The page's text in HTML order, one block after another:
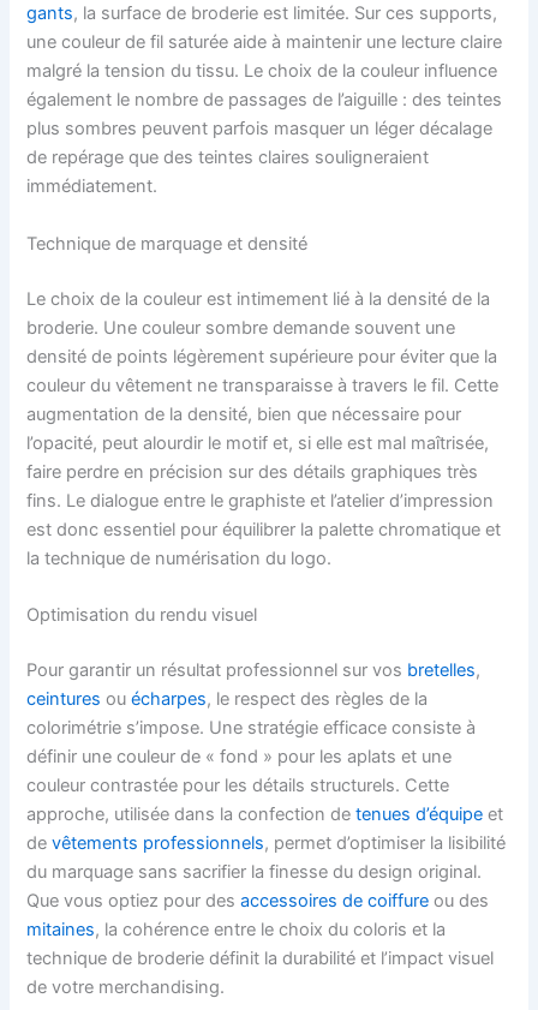
gants, la surface de broderie est limitée. Sur ces supports,
une couleur de fil saturée aide à maintenir une lecture claire
malgré la tension du tissu. Le choix de la couleur influence
également le nombre de passages de l’aiguille : des teintes
plus sombres peuvent parfois masquer un léger décalage
de repérage que des teintes claires souligneraient
immédiatement.
Technique de marquage et densité
Le choix de la couleur est intimement lié à la densité de la
broderie. Une couleur sombre demande souvent une
densité de points légèrement supérieure pour éviter que la
couleur du vêtement ne transparaisse à travers le fil. Cette
augmentation de la densité, bien que nécessaire pour
l’opacité, peut alourdir le motif et, si elle est mal maîtrisée,
faire perdre en précision sur des détails graphiques très
fins. Le dialogue entre le graphiste et l’atelier d’impression
est donc essentiel pour équilibrer la palette chromatique et
la technique de numérisation du logo.
Optimisation du rendu visuel
Pour garantir un résultat professionnel sur vos bretelles,
ceintures ouécharpes, le respect des règles de la
colorimétrie s’impose. Une stratégie efficace consiste à
définir une couleur de « fond » pour les aplats et une
couleur contrastée pour les détails structurels. Cette
approche, utilisée dans la confection detenues d’équipe et
devêtements professionnels, permet d’optimiser la lisibilité
du marquage sans sacrifier la finesse du design original.
Que vous optiez pour desaccessoires de coiffure ou des
mitaines, la cohérence entre le choix du coloris et la
technique de broderie définit la durabilité et l’impact visuel
de votre merchandising.